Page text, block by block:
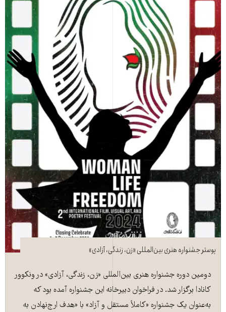
پوستر جشنواره هنری بین‌المللی «زن، زندگی، آزادی»
دومین دوره جشنواره هنری بین‌المللی «زن، زندگی، آزادی» در ونکوور
کانادا برگزار شد. در فراخوان دبیرخانه این جشنواره آمده بود که
به‌عنوان یک جشنواره «کاملاً مستقل و آزاد» با «هدف ارج‌نهادن به